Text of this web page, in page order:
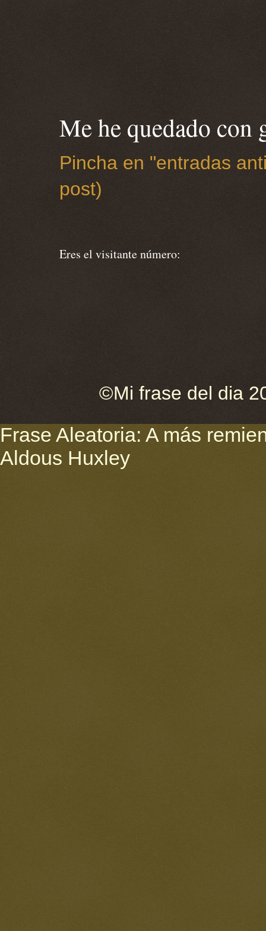
Me he quedado con
Pincha en "entradas
post)
Eres el visitante número:
©Mi frase del dia
Frase Aleatoria: A más
Aldous Huxley